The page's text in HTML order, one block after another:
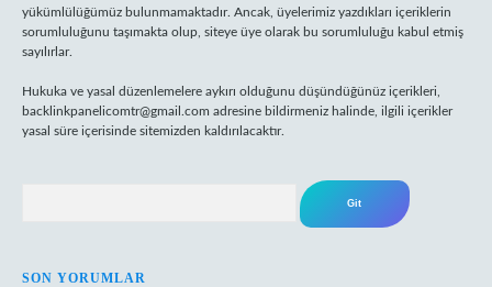
yükümlülüğümüz bulunmamaktadır. Ancak, üyelerimiz yazdıkları içeriklerin
sorumluluğunu taşımakta olup, siteye üye olarak bu sorumluluğu kabul etmiş
sayılırlar.
Hukuka ve yasal düzenlemelere aykırı olduğunu düşündüğünüz içerikleri,
backlinkpanelicomtr@gmail.com adresine bildirmeniz halinde, ilgili içerikler
yasal süre içerisinde sitemizden kaldırılacaktır.
SON YORUMLAR